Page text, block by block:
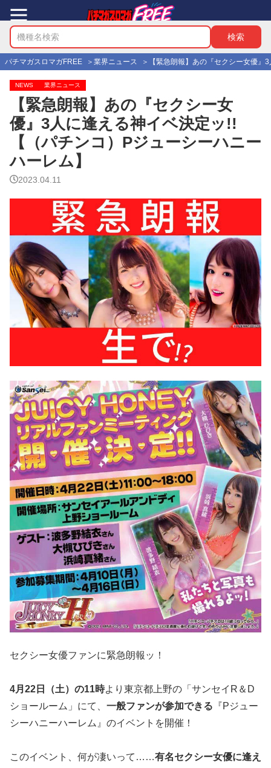
パチマガスロマガFREE 業界ニュース 【緊急朗報】あの『セクシー女優
NEWS 業界ニュース
【緊急朗報】あの『セクシー女
優』3人に逢える神イベ決定ッ!!
【（パチンコ）Pジューシーハニー
ハーレム】
2023.04.11
セクシー女優ファンに緊急朗報ッ！
4月22日（土）の11時より東京都上野の「サンセイR＆D
ショールーム」にて、 一般ファンが参加できる 『Pジュー
シーハニーハーレム』のイベントを開催！
このイベント、何が凄いって……有名セクシー女優に逢え